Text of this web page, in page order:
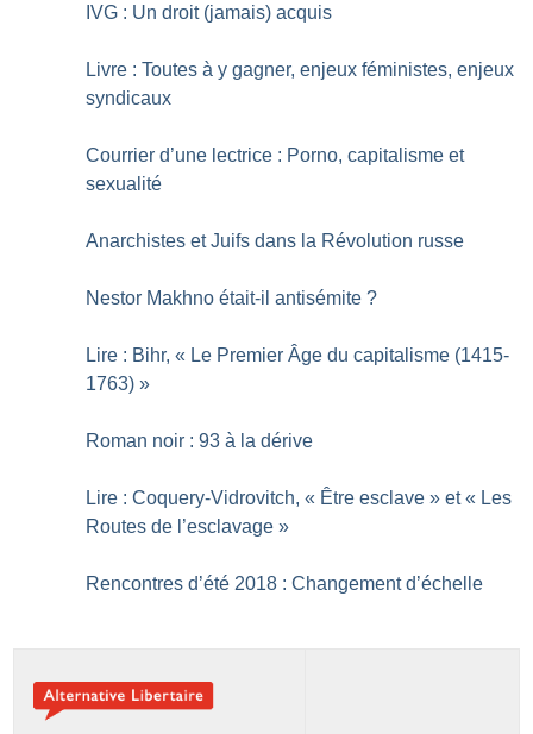
IVG : Un droit (jamais) acquis
Livre : Toutes à y gagner, enjeux féministes, enjeux
syndicaux
Courrier d’une lectrice : Porno, capitalisme et
sexualité
Anarchistes et Juifs dans la Révolution russe
Nestor Makhno était-il antisémite ?
Lire : Bihr, « Le Premier Âge du capitalisme (1415-
1763) »
Roman noir : 93 à la dérive
Lire : Coquery-­Vidrovitch, « Être esclave » et « Les
Routes de l’esclavage »
Rencontres d’été 2018 : Changement d’échelle